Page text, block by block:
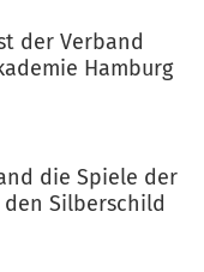
der Verband
Hamburg
die Spiele der
Silberschild